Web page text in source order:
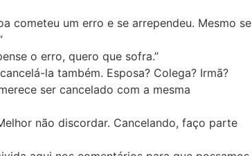
cometeu um erro e se arrependeu. Mesmo se
o erro, quero que sofra.”
la também. Esposa? Colega? Irmã?
ser cancelado com a mesma
não discordar. Cancelando, faço parte